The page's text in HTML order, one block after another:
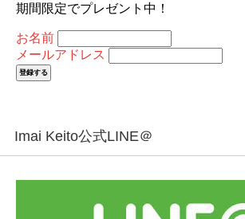
期間限定でプレゼント中！
お名前
メールアドレス
Imai Keito公式LINE＠